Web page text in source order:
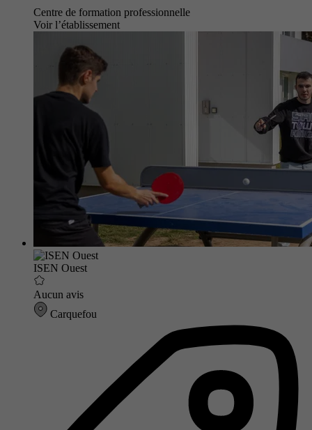
Centre de formation professionnelle
Voir l’établissement
ISEN Ouest
Aucun avis
Carquefou